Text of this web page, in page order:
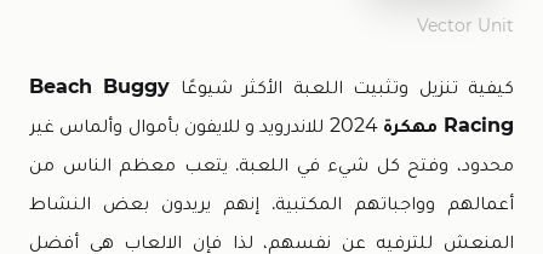
Vector Unit
كيفية تنزيل وتثبيت اللعبة الأكثر شيوعًا Beach Buggy
Racing مهكرة
2024 للاندرويد و للايفون بأموال وألماس غير
محدود، وفتح كل شيء في اللعبة. يتعب معظم الناس من
أعمالهم وواجباتهم المكتبية. إنهم يريدون بعض النشاط
المنعش للترفيه عن نفسهم، لذا فإن الالعاب هي أفضل